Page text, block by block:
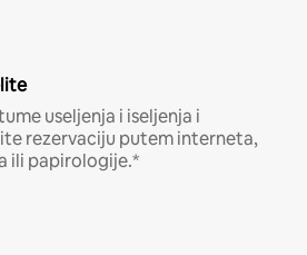
useljenja i iseljenja i
rezervaciju putem interneta,
ili papirologije.*